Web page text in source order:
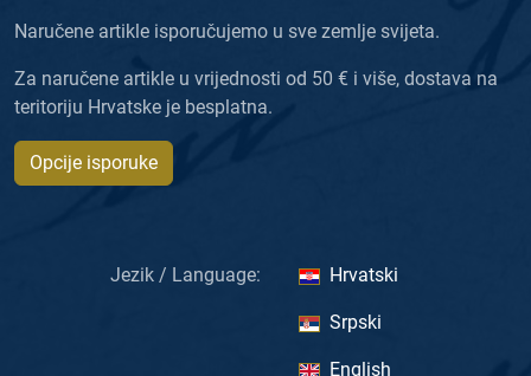
Naručene artikle isporučujemo u sve zemlje svijeta.
Za naručene artikle u vrijednosti od 50 € i više, dostava na
teritoriju Hrvatske je besplatna.
Opcije isporuke
Jezik / Language: Hrvatski
Srpski
English